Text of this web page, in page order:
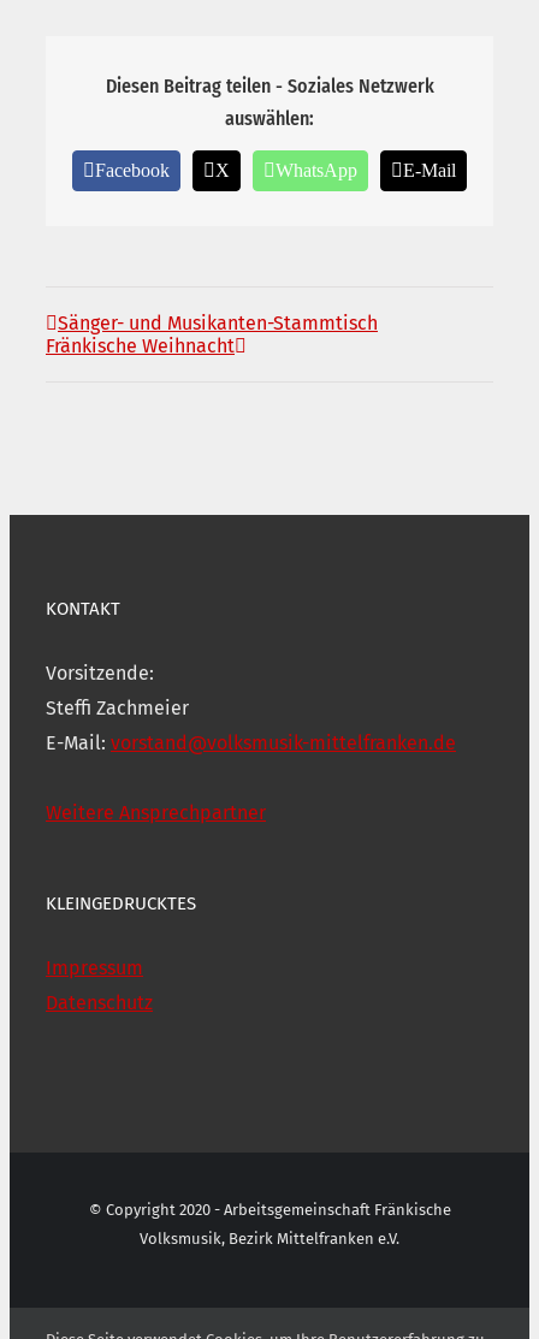
Diesen Beitrag teilen - Soziales Netzwerk
auswählen:
Facebook X WhatsApp E-Mail
Sänger- und Musikanten-Stammtisch
Fränkische Weihnacht
KONTAKT
Vorsitzende:
Steffi Zachmeier
E-Mail: vorstand@volksmusik-mittelfranken.de
Weitere Ansprechpartner
KLEINGEDRUCKTES
Impressum
Datenschutz
© Copyright 2020 - Arbeitsgemeinschaft Fränkische
Volksmusik, Bezirk Mittelfranken e.V.